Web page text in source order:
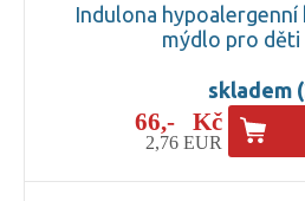
Indulona
mýdlo pro děti
skladem
66,- Kč
2,76 EUR